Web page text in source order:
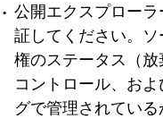
公開エクスプロー
証してください。
権のステータス（
コントロール、お
グで管理されてい